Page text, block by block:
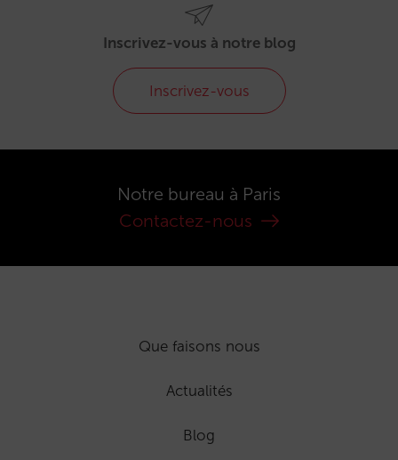
Inscrivez-vous à notre blog
Inscrivez-vous
Notre bureau à Paris
Contactez-nous
Que faisons nous
Actualités
Blog